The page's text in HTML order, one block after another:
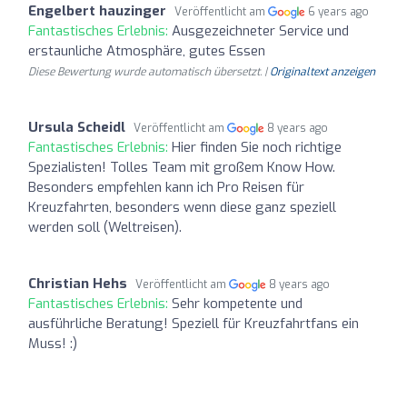
Engelbert hauzinger Veröffentlicht am 6 years ago
Fantastisches Erlebnis: Ausgezeichneter Service und
erstaunliche Atmosphäre, gutes Essen
Diese Bewertung wurde automatisch übersetzt. |Originaltext anzeigen
Ursula Scheidl Veröffentlicht am 8 years ago
Fantastisches Erlebnis: Hier finden Sie noch richtige
Spezialisten! Tolles Team mit großem Know How.
Besonders empfehlen kann ich Pro Reisen für
Kreuzfahrten, besonders wenn diese ganz speziell
werden soll (Weltreisen).
Christian Hehs Veröffentlicht am 8 years ago
Fantastisches Erlebnis: Sehr kompetente und
ausführliche Beratung! Speziell für Kreuzfahrtfans ein
Muss! :)